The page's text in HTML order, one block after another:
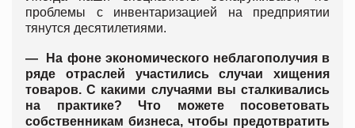
проблемы с инвентаризацией на предприятии
тянутся десятилетиями.
— На фоне экономического неблагополучия в
ряде отраслей участились случаи хищения
товаров. С какими случаями вы сталкивались
на практике? Что можете посоветовать
собственникам бизнеса, чтобы предотвратить